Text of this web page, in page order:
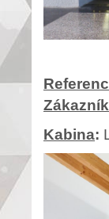
Zákazník
Kabina: